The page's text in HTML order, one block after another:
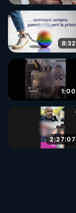
8:32
1:00
2:27:07